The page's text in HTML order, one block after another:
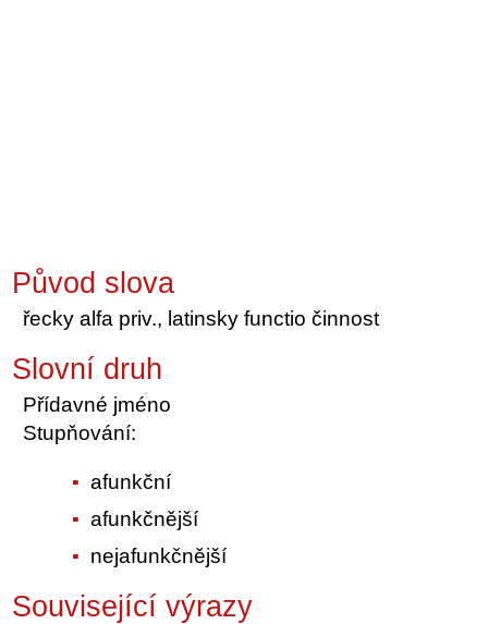
Původ slova
řecky alfa priv., latinsky functio činnost
Slovní druh
Přídavné jméno
Stupňování:
afunkční
afunkčnější
nejafunkčnější
Související výrazy